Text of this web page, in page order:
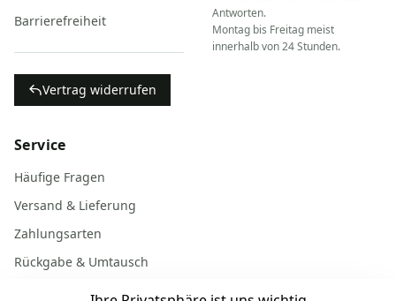
Barrierefreiheit
Vertrag widerrufen
Antworten.
Montag bis Freitag meist
innerhalb von 24 Stunden.
Service
Häufige Fragen
Versand & Lieferung
Zahlungsarten
Rückgabe & Umtausch